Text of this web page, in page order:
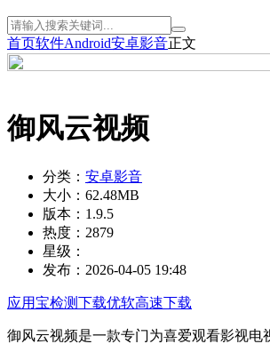
首页软件Android安卓影音正文
御风云视频
分类： 安卓影音
大小： 62.48MB
版本： 1.9.5
热度： 2879
星级：
发布： 2026-04-05 19:48
应用宝检测下载优软高速下载
御风云视频是一款专门为喜爱观看影视